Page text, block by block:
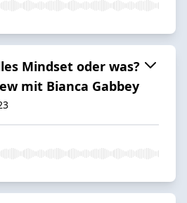
Mindset oder was?
mit Bianca Gabbey